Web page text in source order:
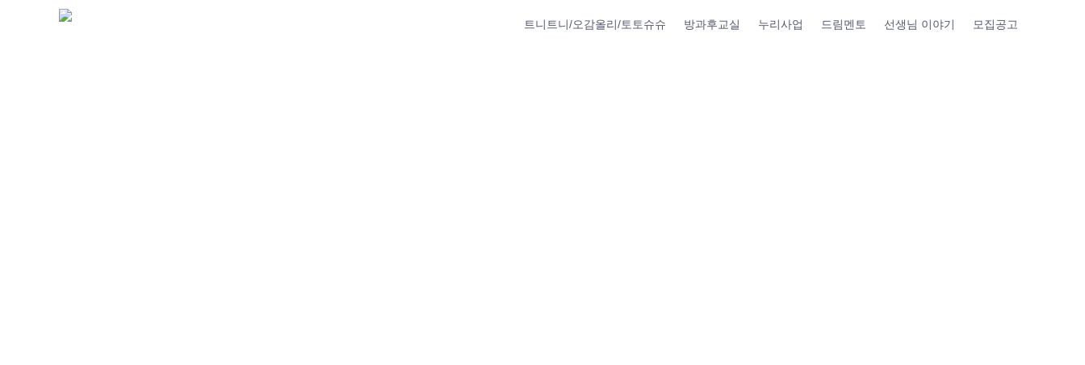
트니트니/오감올리/토토슈슈 방과후교실 누리사업 드림멘토 선생님 이야기 모집공고